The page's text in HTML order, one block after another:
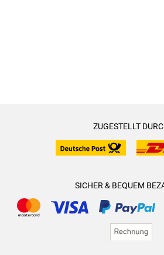
ZUGESTELLT
SICHER & BEQUEM